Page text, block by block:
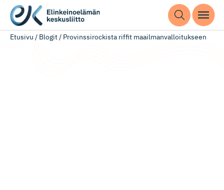
Etusivu / Blogit/ Provinssirockista riffit maailmanvalloitukseen